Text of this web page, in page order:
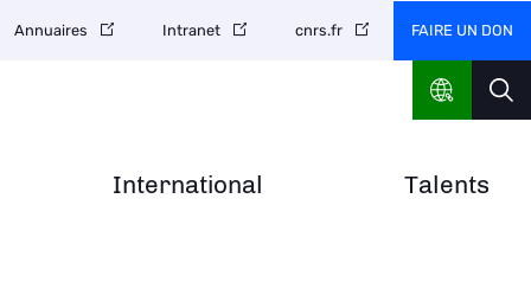
International Talents
Annuaires Intranet cnrs.fr FAIRE UN DON